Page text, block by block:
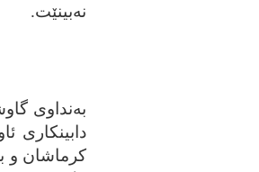
نه‌بینێت.
دابینکاری